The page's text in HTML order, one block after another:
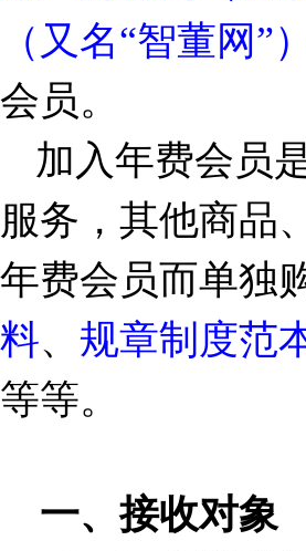
（又名“智董网”
会员。
加入年费会员
服务，其他商品
年费会员而单独
料、 规章制度范
等等。
一、接收对象